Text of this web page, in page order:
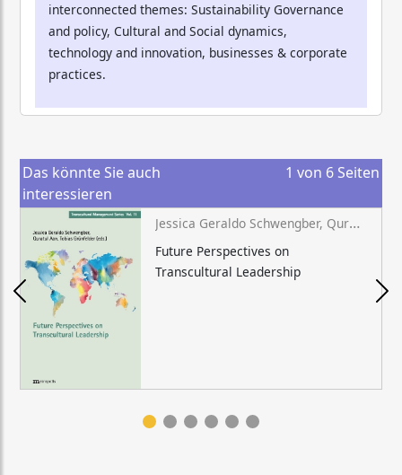
interconnected themes: Sustainability Governance
and policy, Cultural and Social dynamics,
technology and innovation, businesses & corporate
practices.
Das könnte Sie auch
interessieren
1 von 6 Seiten
Jessica Geraldo Schwengber, Quratul Aan, Tobias Grünfelder (eds.)
Future Perspectives on
Transcultural Leadership